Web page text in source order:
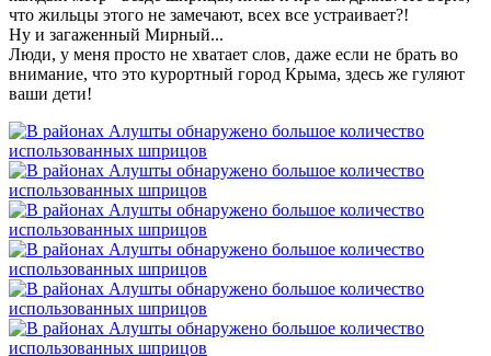
что жильцы этого не замечают, всех все устраивает?!
Ну и загаженный Мирный...
Люди, у меня просто не хватает слов, даже если не брать во
внимание, что это курортный город Крыма, здесь же гуляют
ваши дети!